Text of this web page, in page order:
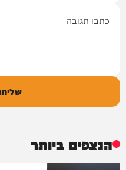
הנצפים ביותר